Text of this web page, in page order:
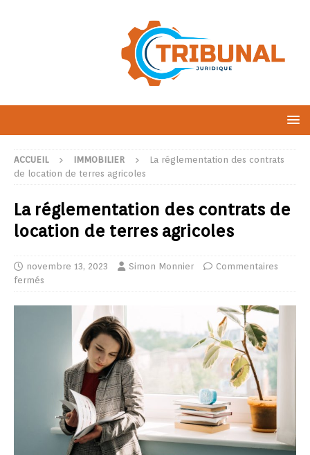
ACCUEIL IMMOBILIER
La réglementation des contrats
de location de terres agricoles
La réglementation des contrats de
location de terres agricoles
novembre 13, 2023 Simon Monnier
Commentaires
fermés